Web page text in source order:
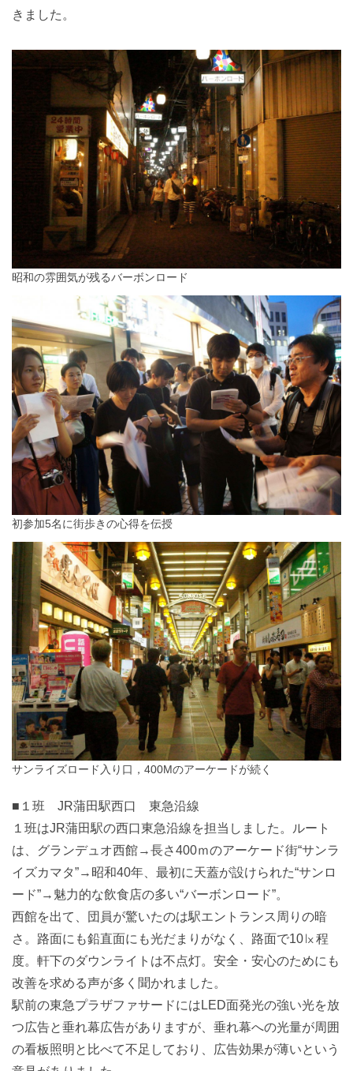
きました。
昭和の雰囲気が残るバーボンロード
初参加5名に街歩きの心得を伝授
サンライズロード入り口，400Mのアーケードが続く
■１班 JR蒲田駅西口 東急沿線
１班はJR蒲田駅の西口東急沿線を担当しました。ルート
は、グランデュオ西館→長さ400ｍのアーケード街“サンラ
イズカマタ”→昭和40年、最初に天蓋が設けられた“サンロ
ード”→魅力的な飲食店の多い“バーボンロード”。
西館を出て、団員が驚いたのは駅エントランス周りの暗
さ。路面にも鉛直面にも光だまりがなく、路面で10㏓程
度。軒下のダウンライトは不点灯。安全・安心のためにも
改善を求める声が多く聞かれました。
駅前の東急プラザファサードにはLED面発光の強い光を放
つ広告と垂れ幕広告がありますが、垂れ幕への光量が周囲
の看板照明と比べて不足しており、広告効果が薄いという